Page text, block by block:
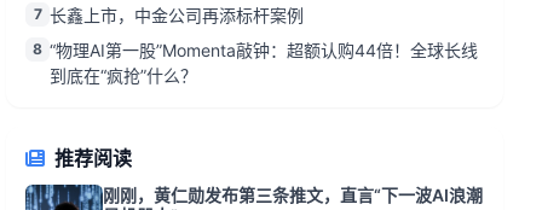
7 长鑫上市，中金公司再添标杆案例
8 “物理AI第一股”Momenta敲钟：超额认购44倍！全球长线
到底在“疯抢”什么？
推荐阅读
刚刚，黄仁勋发布第三条推文，直言“下一波AI浪潮